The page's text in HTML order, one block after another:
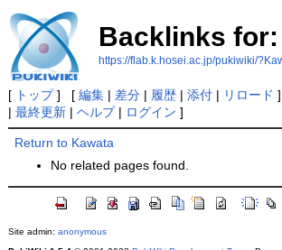
Backlinks
https://flab.k.hosei.ac.jp/pukiwiki/
[ トップ] [ 編集| 差分| 履歴| 添付| リロード
| 最終更新| ヘルプ| ログイン ]
Return to Kawata
No related pages found.
Site admin: anonymous